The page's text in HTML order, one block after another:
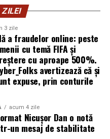
mai aliniate cu ce sunt
pentru că domeniul ei
nu prin concepte.
nutriție și sănătate.
la oamenii potriviți
cu chip și nume.
nu
ZILEI
3 zile
a fraudelor online: peste
cu temă FIFA și
cu aproape 500%.
avertizează că și
expuse, prin conturile
acum 4 zile
Nicușor Dan o notă
un mesaj de stabilitate